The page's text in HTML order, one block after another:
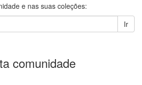
e nas suas coleções:
Ir
comunidade